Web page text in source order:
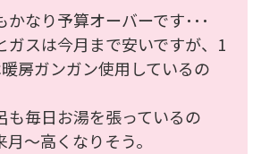
かなり予算オーバーです･･･
ガスは今月まで安いですが、1
房ガンガン使用しているの
も毎日お湯を張っているの
月～高くなりそう。